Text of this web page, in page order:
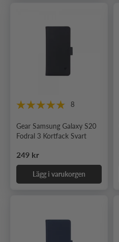
8
Gear Samsung Galaxy S20
Fodral 3 Kortfack Svart
Ordinarie pris
249 kr
Lägg i varukorgen